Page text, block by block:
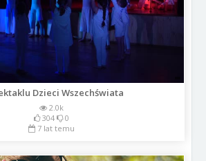
Dzieci Wszechświata
2.0k
304
0
7 lat temu